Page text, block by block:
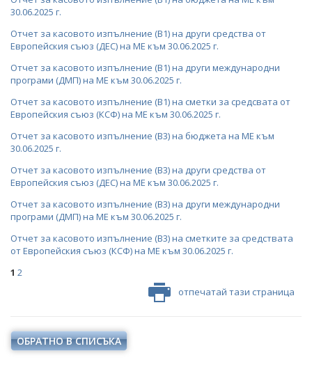
30.06.2025 г.
Отчет за касовото изпълнение (В1) на други средства от
Европейския съюз (ДЕС) на МЕ към 30.06.2025 г.
Отчет за касовото изпълнение (В1) на други международни
програми (ДМП) на МЕ към 30.06.2025 г.
Отчет за касовото изпълнение (В1) на сметки за средсвата от
Европейския съюз (КСФ) на МЕ към 30.06.2025 г.
Отчет за касовото изпълнение (В3) на бюджета на МЕ към
30.06.2025 г.
Отчет за касовото изпълнение (В3) на други средства от
Европейския съюз (ДЕС) на МЕ към 30.06.2025 г.
Отчет за касовото изпълнение (В3) на други международни
програми (ДМП) на МЕ към 30.06.2025 г.
Отчет за касовото изпълнение (В3) на сметките за средствата
от Европейския съюз (КСФ) на МЕ към 30.06.2025 г.
1 2
отпечатай тази страница
ОБРАТНО В СПИСЪКА